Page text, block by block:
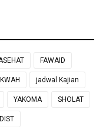
FAWAID
jadwal Kajian
YAKOMA SHOLAT